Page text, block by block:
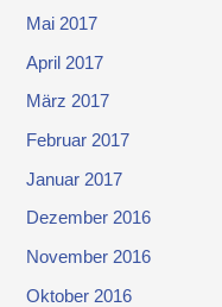
Mai 2017
April 2017
März 2017
Februar 2017
Januar 2017
Dezember 2016
November 2016
Oktober 2016